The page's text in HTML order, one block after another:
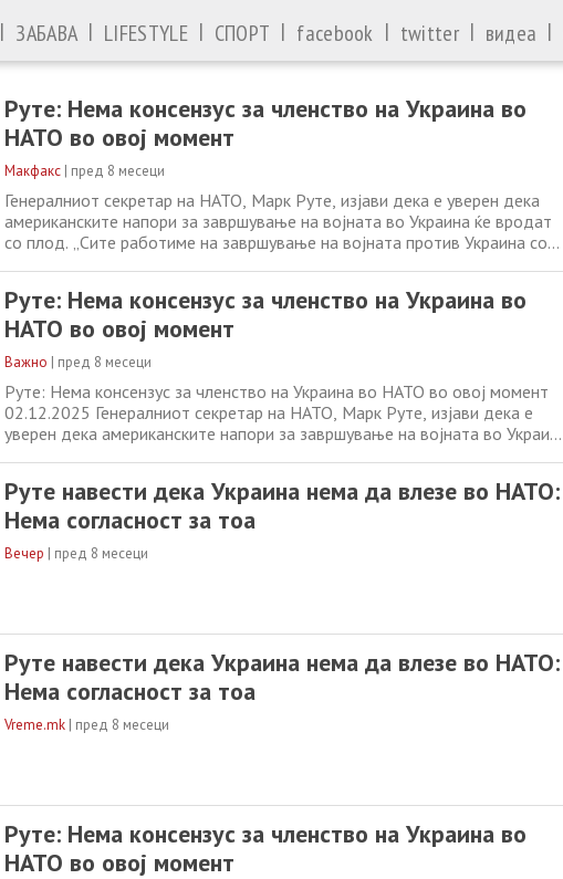
| ЗАБАВА | LIFESTYLE | СПОРТ | facebook | twitter | видеа |
Руте: Нема консензус за членство на Украина во
НАТО во овој момент
Макфакс | пред 8 месеци
Генералниот секретар на НАТО, Марк Руте, изјави дека е уверен дека
американските напори за завршување на војната во Украина ќе вродат
со плод. „Сите работиме на завршување на војната против Украина со
во Европа“, рече Руте
Руте: Нема консензус за членство на Украина во
НАТО во овој момент
Важно | пред 8 месеци
Руте: Нема консензус за членство на Украина во НАТО во овој момент
02.12.2025 Генералниот секретар на НАТО, Марк Руте, изјави дека е
уверен дека американските напори за завршување на војната во Украина
Соединетите Американски
Руте навести дека Украина нема да влезе во НАТО:
Нема согласност за тоа
Вечер | пред 8 месеци
Руте навести дека Украина нема да влезе во НАТО:
Нема согласност за тоа
Vreme.mk | пред 8 месеци
Руте: Нема консензус за членство на Украина во
НАТО во овој момент